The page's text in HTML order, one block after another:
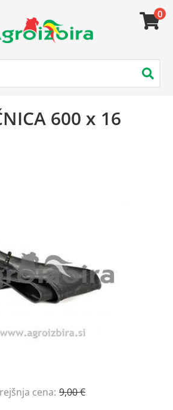
0
600 x 16
cena: 9,00 €